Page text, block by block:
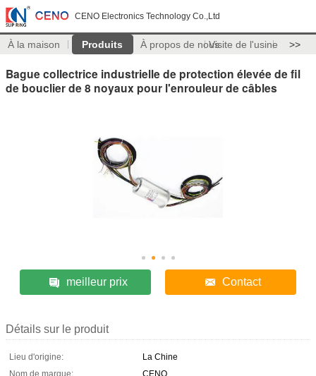
CENO Electronics Technology Co.,Ltd
À la maison Produits À propos de nousVisite de l'usine >>
Bague collectrice industrielle de protection élevée de fil
de bouclier de 8 noyaux pour l'enrouleur de câbles
meilleur prix Contact
Détails sur le produit
Lieu d'origine:
La Chine
Nom de marque:
CENO